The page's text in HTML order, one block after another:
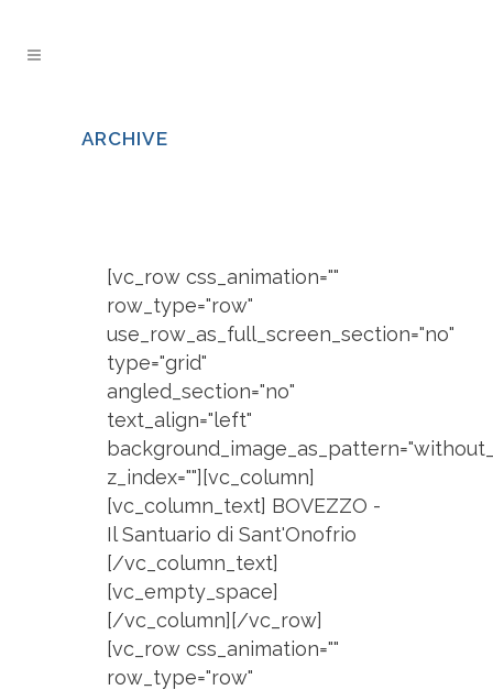
ARCHIVE
[vc_row css_animation=""
row_type="row"
use_row_as_full_screen_section="no"
type="grid"
angled_section="no"
text_align="left"
z_index=""][vc_column]
[vc_column_text] BOVEZZO -
Il Santuario di Sant'Onofrio
[/vc_column_text]
[vc_empty_space]
[/vc_column][/vc_row]
[vc_row css_animation=""
row_type="row"